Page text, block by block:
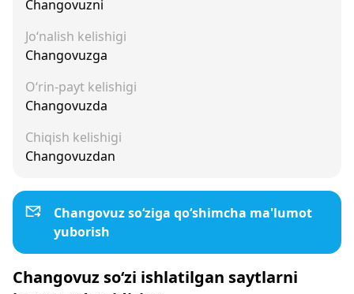
Changovuzni
Jo‘nalish kelishigi
Changovuzga
O‘rin-payt kelishigi
Changovuzda
Chiqish kelishigi
Changovuzdan
Changovuz so‘ziga qo‘shimcha ma'lumot
yuborish
Changovuz so‘zi ishlatilgan saytlarni